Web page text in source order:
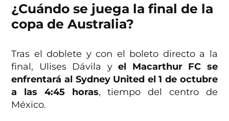
¿Cuándo se juega la final de la
copa de Australia?
Tras el doblete y con el boleto directo a la
final, Ulises Dávila yel Macarthur FC se
enfrentará al Sydney United el 1 de octubre
a las 4:45 horas, tiempo del centro de
México.